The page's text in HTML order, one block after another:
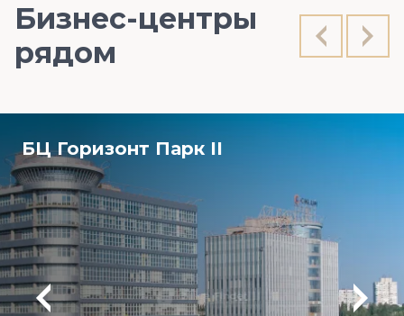
Бизнес-центры
рядом
БЦ Горизонт Парк ІІ